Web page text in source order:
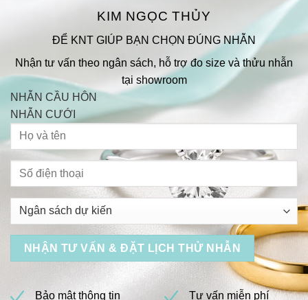
KIM NGỌC THỦY
ĐỂ KNT GIÚP BẠN CHỌN ĐÚNG NHẪN
Nhận tư vấn theo ngân sách, hỗ trợ đo size và thửu nhẫn
tại showroom
NHẪN CẦU HÔN
NHẪN CƯỚI
Bảo mật thông tin Tư vấn miễn phí